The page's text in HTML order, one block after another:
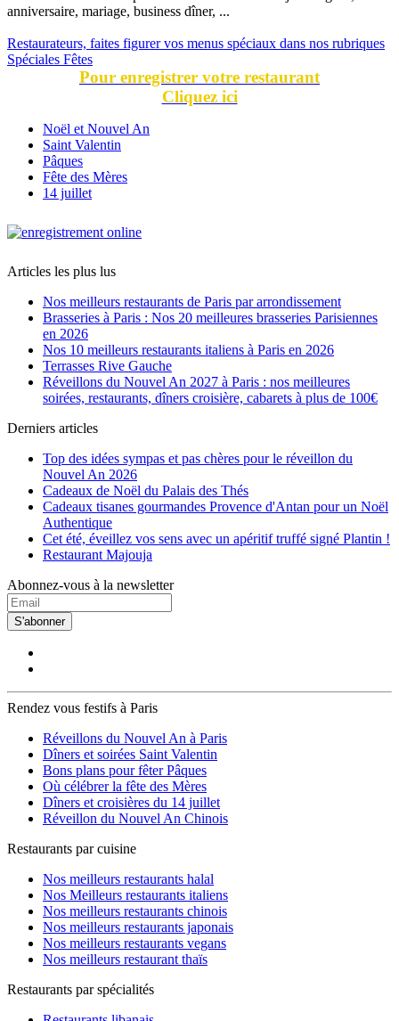
anniversaire, mariage, business dîner, ...
Restaurateurs, faites figurer vos menus spéciaux dans nos rubriques
Spéciales Fêtes
Pour enregistrer votre restaurant
Cliquez ici
Noël et Nouvel An
Saint Valentin
Pâques
Fête des Mères
14 juillet
Articles les plus lus
Nos meilleurs restaurants de Paris par arrondissement
Brasseries à Paris : Nos 20 meilleures brasseries Parisiennes
en 2026
Nos 10 meilleurs restaurants italiens à Paris en 2026
Terrasses Rive Gauche
Réveillons du Nouvel An 2027 à Paris : nos meilleures
soirées, restaurants, dîners croisière, cabarets à plus de 100€
Derniers articles
Top des idées sympas et pas chères pour le réveillon du
Nouvel An 2026
Cadeaux de Noël du Palais des Thés
Cadeaux tisanes gourmandes Provence d'Antan pour un Noël
Authentique
Cet été, éveillez vos sens avec un apéritif truffé signé Plantin !
Restaurant Majouja
Abonnez-vous à la newsletter
S'abonner
Rendez vous festifs à Paris
Réveillons du Nouvel An à Paris
Dîners et soirées Saint Valentin
Bons plans pour fêter Pâques
Où célébrer la fête des Mères
Dîners et croisières du 14 juillet
Réveillon du Nouvel An Chinois
Restaurants par cuisine
Nos meilleurs restaurants halal
Nos Meilleurs restaurants italiens
Nos meilleurs restaurants chinois
Nos meilleurs restaurants japonais
Nos meilleurs restaurants vegans
Nos meilleurs restaurant thaïs
Restaurants par spécialités